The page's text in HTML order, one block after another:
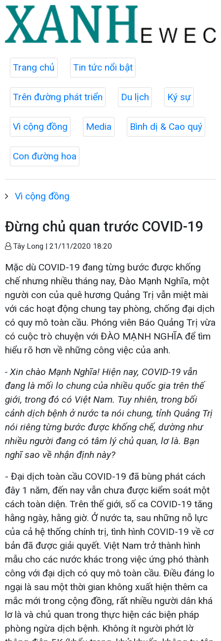
Trang chủ Tin tức nổi bật
Trên đường phát triển Du lịch Ký sự
Vì cộng đồng Media Bình dị & Cao quý
Con đường hoa
Vì cộng đồng
Đừng chủ quan trước COVID-19
Tây Long | 21/11/2020 18:20
Mặc dù COVID-19 đang từng bước được khống
chế nhưng nhiều tháng nay, Đào Mạnh Nghĩa, một
người con của quê hương Quảng Trị vẫn miệt mài
với các hoạt động chung tay phòng, chống đại dịch
có quy mô toàn cầu. Phóng viên Báo Quảng Trị vừa
có cuộc trò chuyện với ĐÀO MẠNH NGHĨA để tìm
hiểu rõ hơn về những công việc của anh.
- Xin chào Mạnh Nghĩa! Hiện nay, COVID-19 vẫn
đang là mối lo chung của nhiều quốc gia trên thế
giới, trong đó có Việt Nam. Tuy nhiên, trong bối
cảnh dịch bệnh ở nước ta nói chung, tỉnh Quảng Trị
nói riêng từng bước được khống chế, dường như
nhiều người đang có tâm lý chủ quan, lơ là. Bạn
nghĩ sao về nhận định này?
- Đại dịch toàn cầu COVID-19 đã bùng phát cách
đây 1 năm, đến nay vẫn chưa được kiểm soát một
cách toàn diện. Trên thế giới, số ca COVID-19 tăng
hằng ngày, hằng giờ. Ở nước ta, sau những nỗ lực
của cả hệ thống chính trị, tình hình COVID-19 về cơ
bản đã được giải quyết. Việt Nam trở thành hình
mẫu cho các nước khác trong việc ứng phó thành
công với đại dịch có quy mô toàn cầu. Điều đáng lo
ngại là sau một thời gian không xuất hiện thêm ca
mắc mới trong cộng đồng, rất nhiều người dân khá
lơ là và chủ quan trong thực hiện các biện pháp
phòng ngừa dịch bệnh. Không ít người phớt lờ